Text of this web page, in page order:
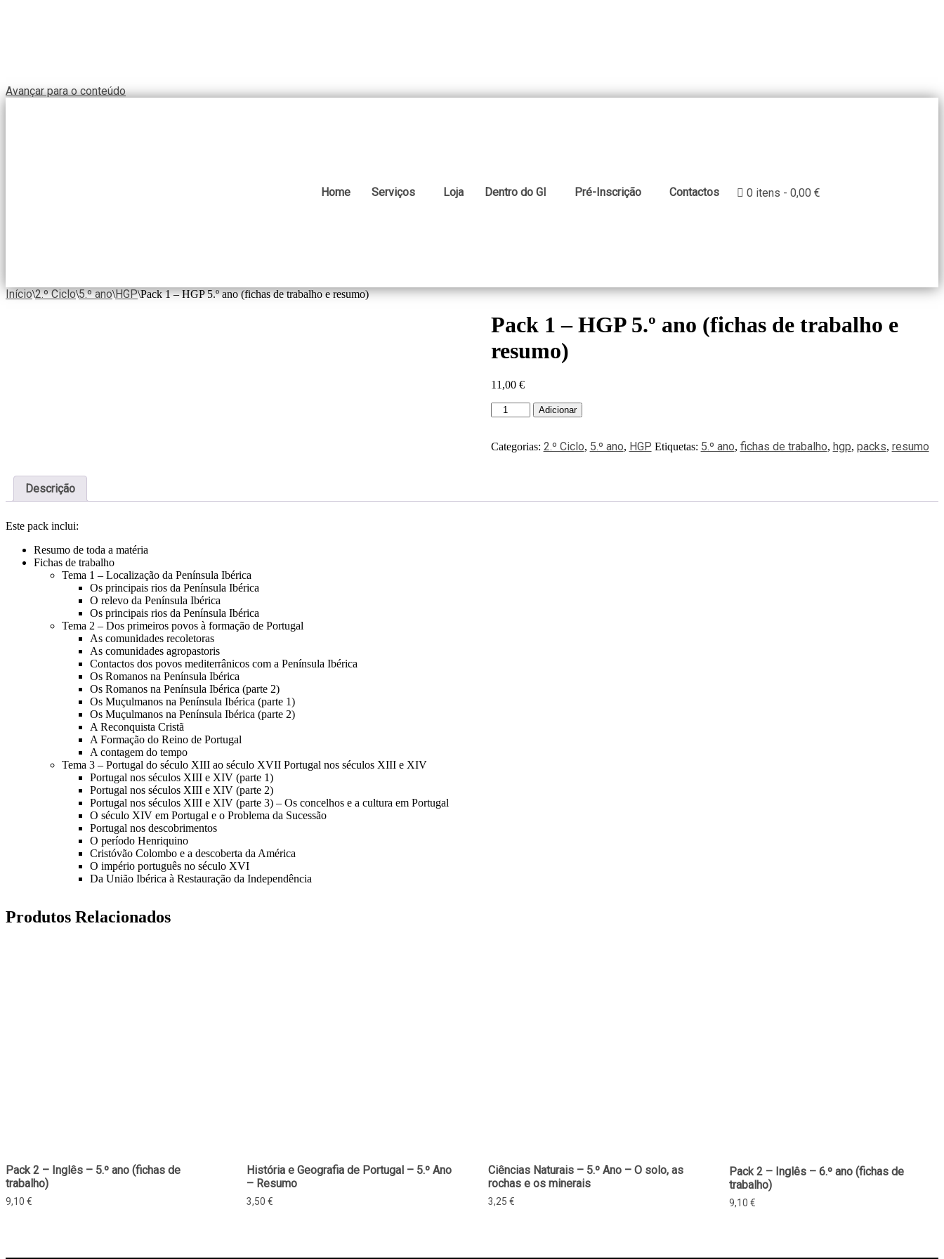
Avançar para o conteúdo
Home Serviços Loja Dentro do GI Pré-Inscrição Contactos 0 itens 0,00 €
Início\2.º Ciclo\5.º ano\HGP\Pack 1 – HGP 5.º ano (fichas de trabalho e resumo)
Pack 1 – HGP 5.º ano (fichas de trabalho e
resumo)
11,00 €
Adicionar
Categorias: 2.º Ciclo, 5.º ano, HGP Etiquetas: 5.º ano, fichas de trabalho, hgp, packs, resumo
Descrição
Este pack inclui:
Resumo de toda a matéria
Fichas de trabalho
Tema 1 – Localização da Península Ibérica
Os principais rios da Península Ibérica
O relevo da Península Ibérica
Os principais rios da Península Ibérica
Tema 2 – Dos primeiros povos à formação de Portugal
As comunidades recoletoras
As comunidades agropastoris
Contactos dos povos mediterrânicos com a Península Ibérica
Os Romanos na Península Ibérica
Os Romanos na Península Ibérica (parte 2)
Os Muçulmanos na Península Ibérica (parte 1)
Os Muçulmanos na Península Ibérica (parte 2)
A Reconquista Cristã
A Formação do Reino de Portugal
A contagem do tempo
Tema 3 – Portugal do século XIII ao século XVII Portugal nos séculos XIII e XIV
Portugal nos séculos XIII e XIV (parte 1)
Portugal nos séculos XIII e XIV (parte 2)
Portugal nos séculos XIII e XIV (parte 3) – Os concelhos e a cultura em Portugal
O século XIV em Portugal e o Problema da Sucessão
Portugal nos descobrimentos
O período Henriquino
Cristóvão Colombo e a descoberta da América
O império português no século XVI
Da União Ibérica à Restauração da Independência
Produtos Relacionados
Pack 2 – Inglês – 5.º ano (fichas de
trabalho)
9,10 €
História e Geografia de Portugal – 5.º Ano
– Resumo
3,50€
Ciências Naturais – 5.º Ano – O solo, as
rochas e os minerais
3,25 €
Pack 2 – Inglês – 6.º ano (fichas de
trabalho)
9,10 €